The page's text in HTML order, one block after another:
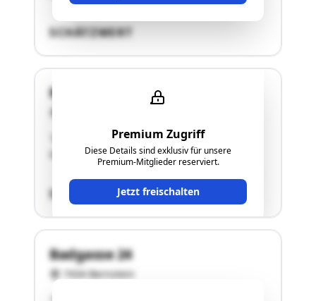
SCHÄTZWERT
Premium Zugriff
Diese Details sind exklusiv für unsere
Premium-Mitglieder reserviert.
Jetzt freischalten
Rettenbach
"Wälder und landwirtschaftlich genutzte
Grundstücke"
SCHÄTZWERT
Badgasse 24
7434 Bernstein